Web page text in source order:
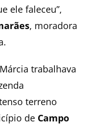
ele faleceu”,
, moradora
trabalhava
terreno
de Campo